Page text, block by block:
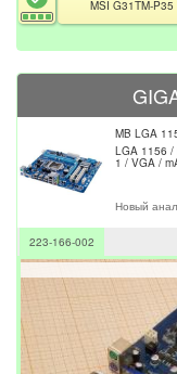
MSI G31TM-
MB LGA
LGA 1156 /
1 / VGA /
Новый
223-166-002